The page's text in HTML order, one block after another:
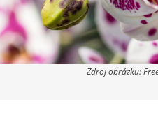
Zdroj obrázku: